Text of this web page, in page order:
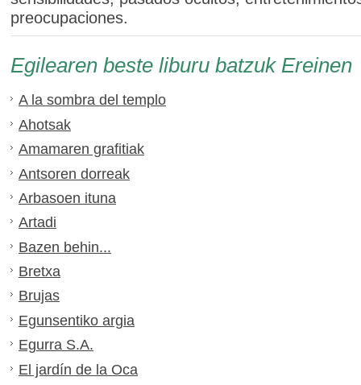
preocupaciones.
Egilearen beste liburu batzuk Ereinen
A la sombra del templo
Ahotsak
Amamaren grafitiak
Antsoren dorreak
Arbasoen ituna
Artadi
Bazen behin...
Bretxa
Brujas
Egunsentiko argia
Egurra S.A.
El jardín de la Oca